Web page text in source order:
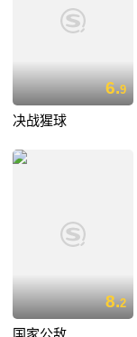
6.9
决战猩球
8.2